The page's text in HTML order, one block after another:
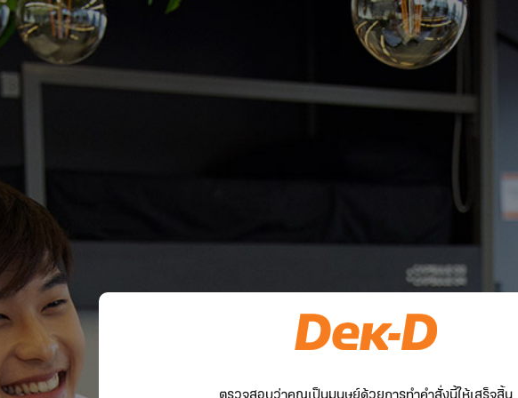
ตรวจสอบว่าคุณเป็นมนุษย์ด้วยการทำคำสั่งนี้ให้เสร็จสิ้น